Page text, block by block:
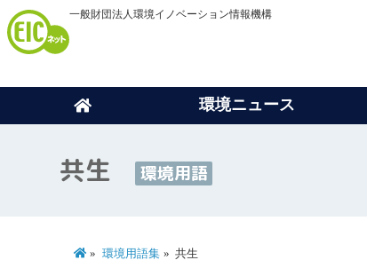
一般財団法人環境イノベーション情報機構
環境ニュース
共生 環境用語
環境用語集 共生